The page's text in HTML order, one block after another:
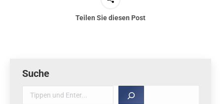
Teilen Sie diesen Post
Suche
Suche